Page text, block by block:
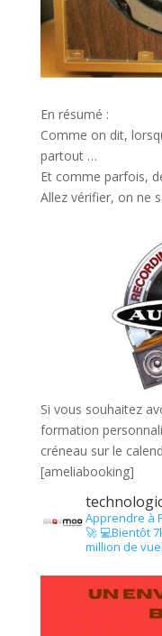
En résumé :
Comme on dit,
partout …
Et comme parfois,
Allez vérifier, on ne
Si vous souhaitez
formation
créneau sur le
[ameliabooking]
Apprendre à
🚀 💻Bientôt
million de